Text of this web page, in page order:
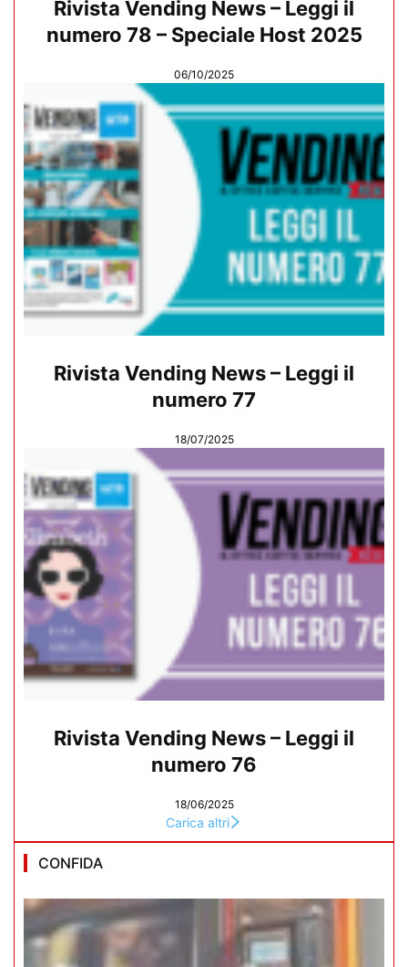
Rivista Vending News – Leggi il
numero 78 – Speciale Host 2025
06/10/2025
Rivista Vending News – Leggi il
numero 77
18/07/2025
Rivista Vending News – Leggi il
numero 76
18/06/2025
Carica altri
CONFIDA